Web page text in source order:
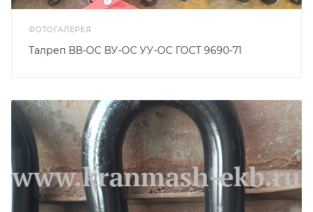
ФОТОГАЛЕРЕЯ
Талреп ВВ-ОС ВУ-ОС УУ-ОС ГОСТ 9690-71